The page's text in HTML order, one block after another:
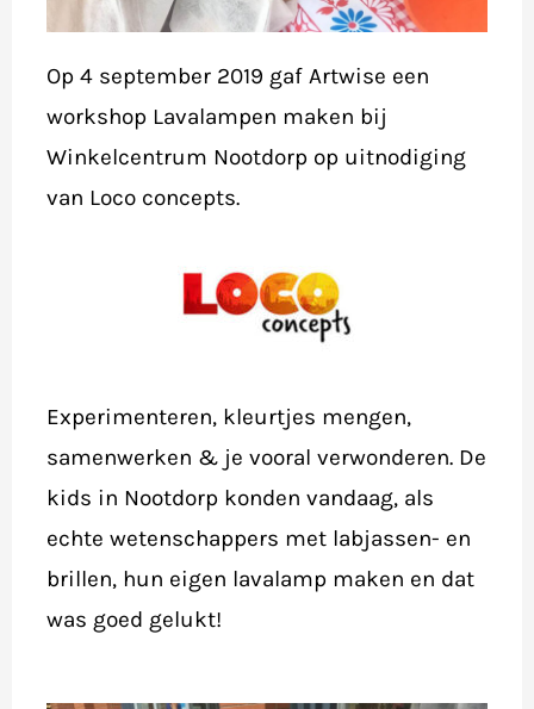
Op 4 september 2019 gaf Artwise een
workshop Lavalampen maken bij
Winkelcentrum Nootdorp op uitnodiging
van Loco concepts.
Experimenteren, kleurtjes mengen,
samenwerken & je vooral verwonderen. De
kids in Nootdorp konden vandaag, als
echte wetenschappers met labjassen- en
brillen, hun eigen lavalamp maken en dat
was goed gelukt!